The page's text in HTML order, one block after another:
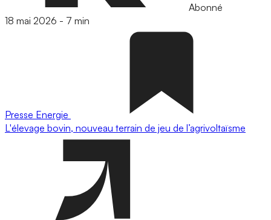
Abonné
18 mai 2026 - 7 min
Presse Energie
L'élevage bovin, nouveau terrain de jeu de l’agrivoltaïsme